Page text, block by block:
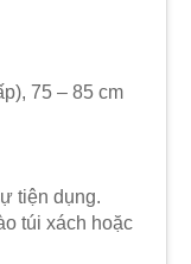
75 – 85 cm
tiện dụng.
túi xách hoặc